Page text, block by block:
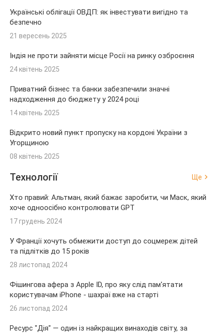
Українські облігації ОВДП: як інвестувати вигідно та
безпечно
21 вересень 2025
Індія не проти зайняти місце Росії на ринку озброєння
24 квітень 2025
Приватний бізнес та банки забезпечили значні
надходження до бюджету у 2024 році
14 квітень 2025
Відкрито новий пункт пропуску на кордоні України з
Угорщиною
08 квітень 2025
Технології Ще
Хто правий: Альтман, який бажає заробити, чи Маск, який
хоче одноосібно контролювати GPT
17 грудень 2024
У Франції хочуть обмежити доступ до соцмереж дітей
та підлітків до 15 років
28 листопад 2024
Фішингова афера з Apple ID, про яку слід пам'ятати
користувачам iPhone - шахраї вже на старті
26 листопад 2024
Ресурс "Дія" — один із найкращих винаходів світу, за